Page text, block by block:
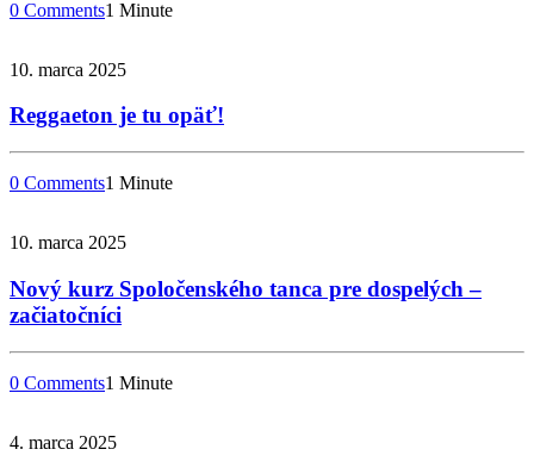
0 Comments1 Minute
10. marca 2025
Reggaeton je tu opäť!
0 Comments1 Minute
10. marca 2025
Nový kurz Spoločenského tanca pre dospelých –
začiatočníci
0 Comments1 Minute
4. marca 2025